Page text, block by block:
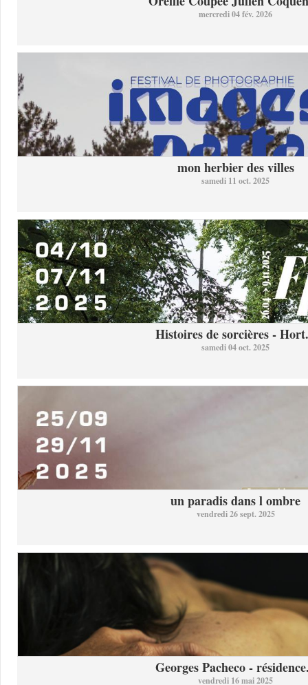
mercredi 04 fév. 2026
mon herbier des villes
samedi 11 oct. 2025
Histoires de sorcières -
samedi 04 oct. 2025
un paradis dans l ombre
vendredi 26 sept. 2025
Georges Pacheco -
vendredi 16 mai 2025